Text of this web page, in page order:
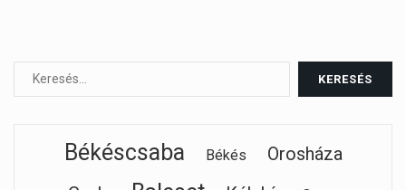
Békéscsaba Békés
Orosháza